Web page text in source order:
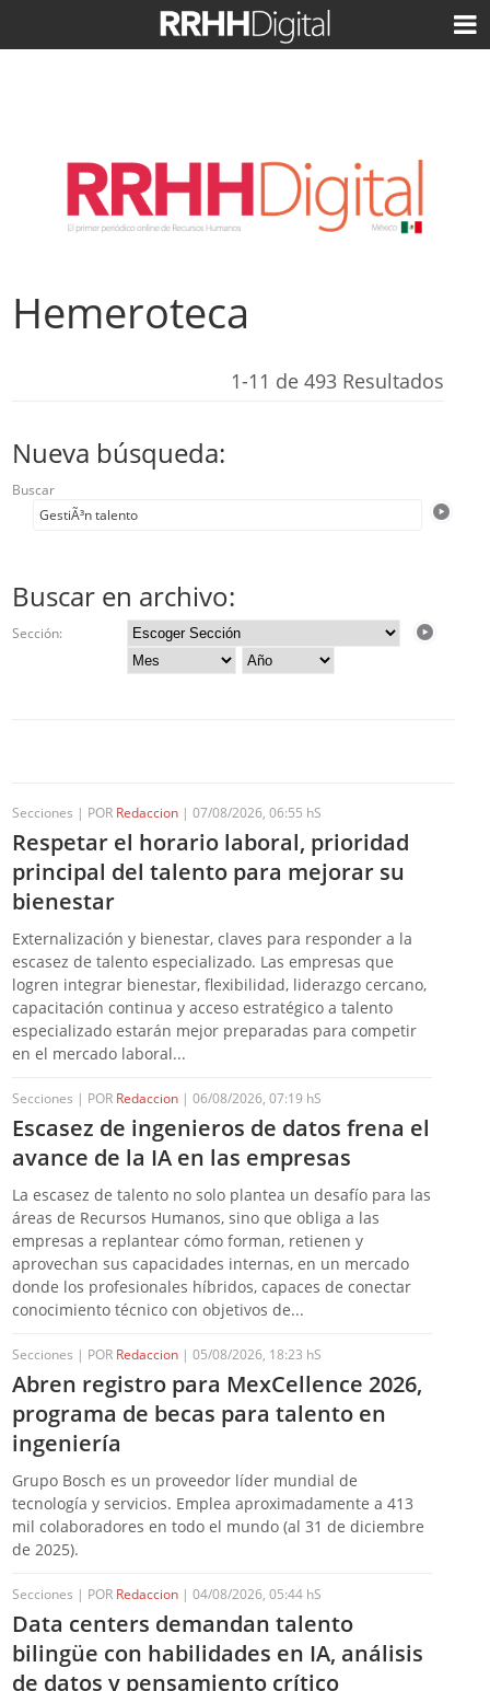
Hemeroteca
1-11 de 493 Resultados
Nueva búsqueda:
Buscar
Buscar en archivo:
Sección:
Secciones | POR Redaccion | 07/08/2026, 06:55 hS
Respetar el horario laboral, prioridad
principal del talento para mejorar su
bienestar
Externalización y bienestar, claves para responder a la
escasez de talento especializado. Las empresas que
logren integrar bienestar, flexibilidad, liderazgo cercano,
capacitación continua y acceso estratégico a talento
especializado estarán mejor preparadas para competir
en el mercado laboral...
Secciones | POR Redaccion | 06/08/2026, 07:19 hS
Escasez de ingenieros de datos frena el
avance de la IA en las empresas
La escasez de talento no solo plantea un desafío para las
áreas de Recursos Humanos, sino que obliga a las
empresas a replantear cómo forman, retienen y
aprovechan sus capacidades internas, en un mercado
donde los profesionales híbridos, capaces de conectar
conocimiento técnico con objetivos de...
Secciones | POR Redaccion | 05/08/2026, 18:23 hS
Abren registro para MexCellence 2026,
programa de becas para talento en
ingeniería
Grupo Bosch es un proveedor líder mundial de
tecnología y servicios. Emplea aproximadamente a 413
mil colaboradores en todo el mundo (al 31 de diciembre
de 2025).
Secciones | POR Redaccion | 04/08/2026, 05:44 hS
Data centers demandan talento
bilingüe con habilidades en IA, análisis
de datos y pensamiento crítico